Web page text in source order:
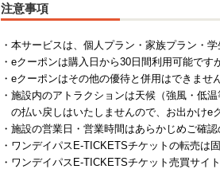
注意事項
本サービスは、個人プラン・家族プラン・
eクーポンは購入日から30日間利用可能です
eクーポンはその他の優待と併用はできませ
施設内のアトラクションは天候（強風・低
の払い戻しはいたしませんので、お出かけe
施設の営業日・営業時間はあらかじめご確認
ワンデイパスE-TICKETSチケットの転売は
ワンデイパスE-TICKETSチケット売買サイ